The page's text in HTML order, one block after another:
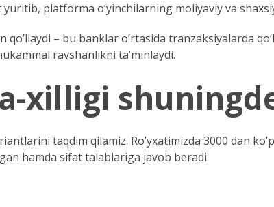
platforma o’yinchilarning moliyaviy va
– bu banklar o’rtasida tranzaksiyalarda
ravshanlikni ta’minlaydi.
xilligi
taqdim qilamiz. Ro’yxatimizda 3000 dan
hamda sifat talablariga javob beradi.